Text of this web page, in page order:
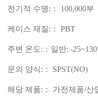
전기적 수명:： 100,000부
케이스 재질:： PBT
주변 온도:：일반: -
문의 양식:： SPST(NO)
해당 제품:： 가전제품/산